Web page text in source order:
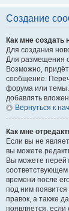
Создание
Как мне
Для создания
Для размещения
Возможно,
сообщение.
форума или
добавлять
Вернуться к
Как мне
Если вы не
вы можете
Вы можете
соответствующем
времени после
под ним появится
правок, а также
появляется,